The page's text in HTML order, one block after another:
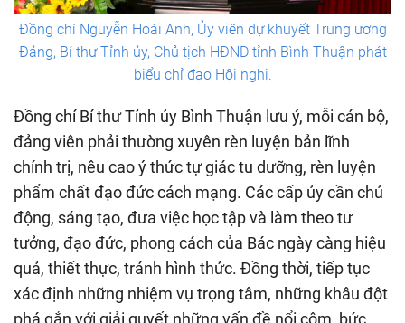
Đồng chí Nguyễn Hoài Anh, Ủy viên dự khuyết Trung ương
Đảng, Bí thư Tỉnh ủy, Chủ tịch HĐND tỉnh Bình Thuận phát
biểu chỉ đạo Hội nghị.
Đồng chí Bí thư Tỉnh ủy Bình Thuận lưu ý, mỗi cán bộ,
đảng viên phải thường xuyên rèn luyện bản lĩnh
chính trị, nêu cao ý thức tự giác tu dưỡng, rèn luyện
phẩm chất đạo đức cách mạng. Các cấp ủy cần chủ
động, sáng tạo, đưa việc học tập và làm theo tư
tưởng, đạo đức, phong cách của Bác ngày càng hiệu
quả, thiết thực, tránh hình thức. Đồng thời, tiếp tục
xác định những nhiệm vụ trọng tâm, những khâu đột
phá gắn với giải quyết những vấn đề nổi cộm, bức